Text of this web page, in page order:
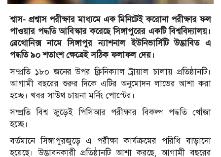
শ্বাস- প্রশ্বাস পরীক্ষার মাধ্যমে এক মিনিটেই করোনা পরীক্ষার ফল
পাওয়ার পদ্ধতি আবিস্কার করেছে সিঙ্গাপুরের একটি বিশ্ববিদ্যালয়।
ব্রেথোনিক্স নামে সিঙ্গাপুর ন্যাশনাল ইউনিভার্সিটি উদ্ভাবিত এ
পদ্ধতি ৯০ শতাংশ ক্ষেত্রেই সঠিক ফলাফল দেয়।
সম্প্রতি ১৮০ জনের উপর ক্লিনিক্যাল ট্রায়াল চালায় প্রতিষ্ঠানটি।
আগামী বছরের শুরুর দিকে এটির অনুমোদন লাভের আশা করা
হচ্ছে। খবর সাউথ চায়না মর্নিং পোস্টের।
সম্প্রতি বিশ্ব জুড়েই পিসিআর পরীক্ষার বিকল্প পদ্ধতি খোঁজা
হচ্ছে।
বর্তমানে সিঙ্গাপুরজুড়ে এ পরীক্ষা কার্যক্রমের পরিধি বাড়ানো
হয়েছে। উদ্ভাবনকারী প্রতিষ্ঠানটি আশা করছে, আগামী বছরের